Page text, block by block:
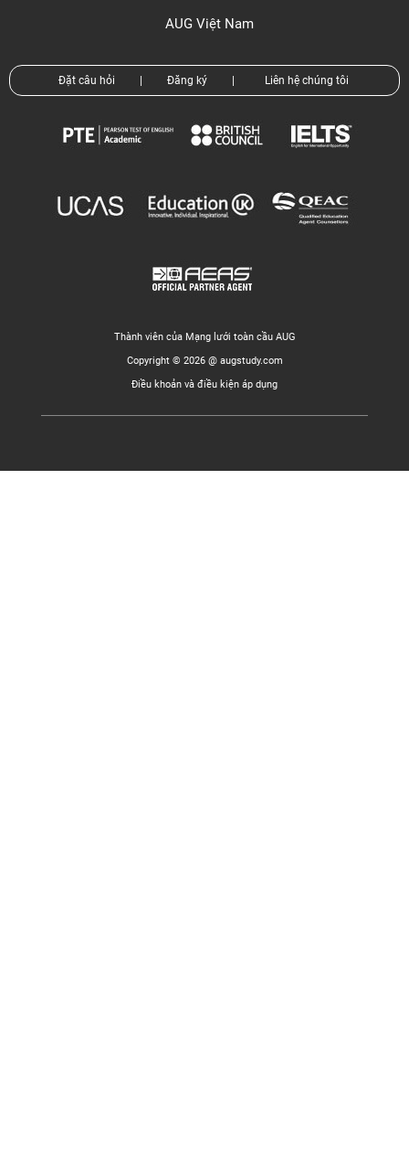
AUG Việt Nam
Đặt câu hỏi Đăng ký Liên hệ chúng tôi
Thành viên của Mạng lưới toàn cầu AUG
Copyright © 2026 @ augstudy.com
Điều khoản và điều kiện áp dụng